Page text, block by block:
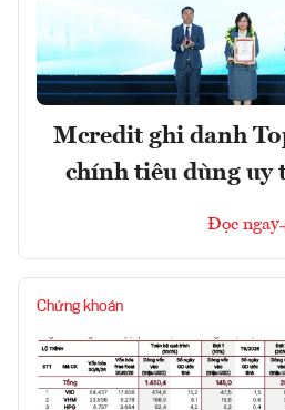
Mcredit ghi danh
chính tiêu dùng uy
Đọc ngay
Chứng khoán